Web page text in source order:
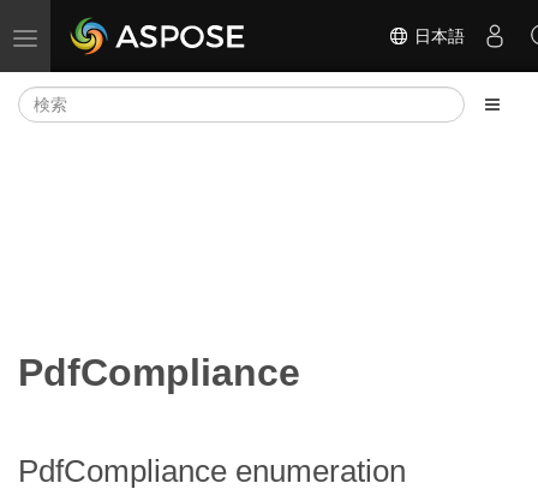
ナビゲーションの切り替え 日本語
PdfCompliance
PdfCompliance enumeration